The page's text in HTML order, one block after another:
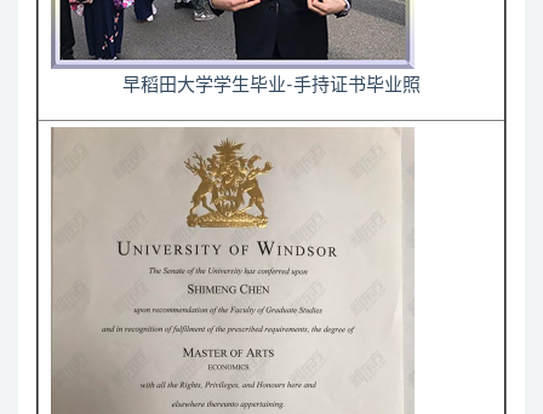
早稻田大学学生毕业-手持证书毕业照